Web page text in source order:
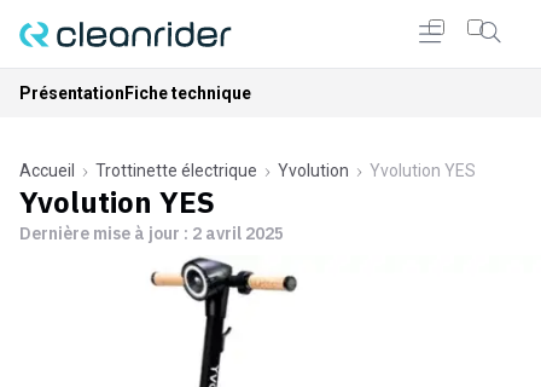
Présentation Fiche technique
Accueil Trottinette électrique Yvolution Yvolution YES
Yvolution YES
Dernière mise à jour : 2 avril 2025